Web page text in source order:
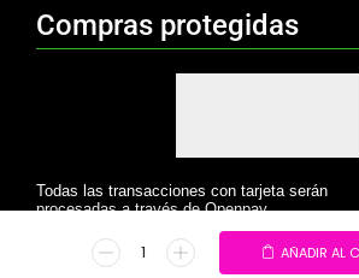
AÑADIR AL
Compras protegidas
Todas las transacciones con tarjeta serán
procesadas a través de Openpay.